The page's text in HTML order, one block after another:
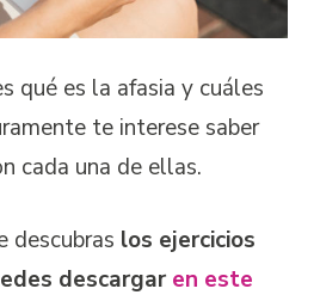
qué es la afasia y cuáles
te interese saber
cada una de ellas.
descubras los ejercicios
descargar en este